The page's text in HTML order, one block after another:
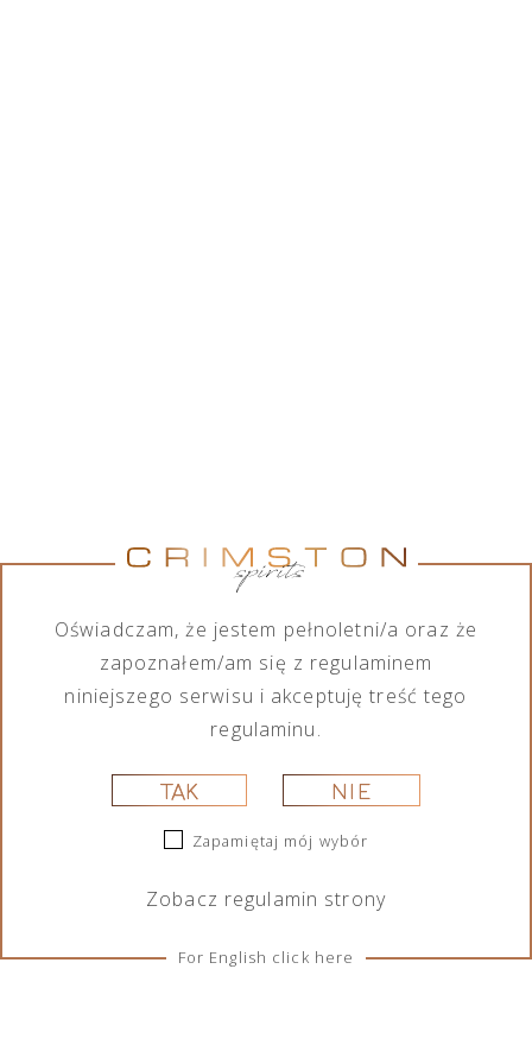
Nie znaleziono produktów, których szukasz.
Ciasteczka
Oświadczam, że jestem pełnoletni/a oraz że
zapoznałem/am się z regulaminem
niniejszego serwisu i akceptuję treść tego
regulaminu.
TAK NIE
Zapamiętaj mój wybór
Zobacz regulamin strony
For English click here